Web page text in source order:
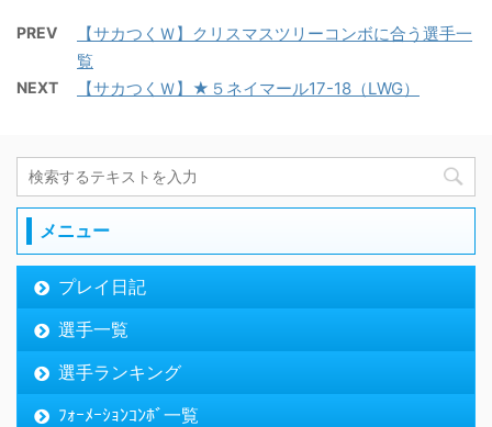
PREV
【サカつくＷ】クリスマスツリーコンボに合う選手一
覧
NEXT 【サカつくＷ】★５ネイマール17-18（LWG）
メニュー
プレイ日記
選手一覧
選手ランキング
ﾌｫｰﾒｰｼｮﾝｺﾝﾎﾞ一覧